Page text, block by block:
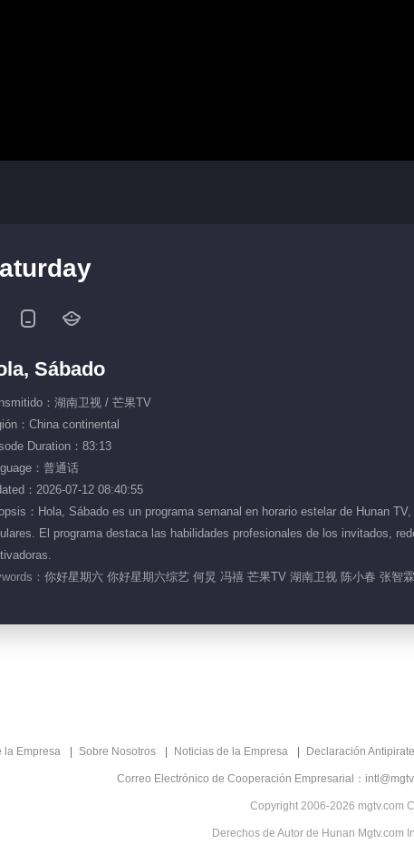
Sábado
：湖南卫视 / 芒果TV
：China continental
Duration：83:13
：普通话
：2026-07-12 08:40:55
：Hola, Sábado es un programa semanal en horario estelar de Hunan
El programa destaca las habilidades profesionales de los invitados,
： 你好星期六 你好星期六综艺 何炅 冯禧 芒果TV 湖南卫视 陈小春 张智
la Empresa Sobre Nosotros Noticias de la Empresa Declaración
Correo Electrónico de Cooperación Empresarial：
Copyright 2006-2026 mgtv.com
Derechos de Autor de Hunan Mgtv.com